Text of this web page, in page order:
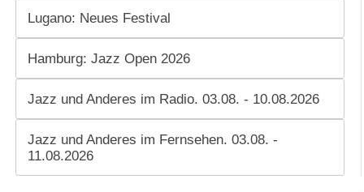
Lugano: Neues Festival
Hamburg: Jazz Open 2026
Jazz und Anderes im Radio. 03.08. - 10.08.2026
Jazz und Anderes im Fernsehen. 03.08. -
11.08.2026